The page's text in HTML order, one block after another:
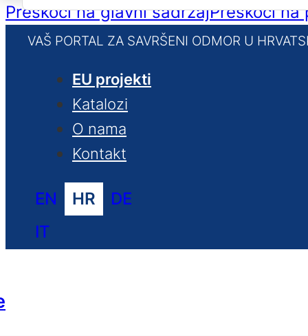
Preskoči na glavni sadržajPreskoči na
VAŠ PORTAL ZA SAVRŠENI ODMOR U
EU projekti
Katalozi
O nama
Kontakt
EN HR
DE
IT
for: